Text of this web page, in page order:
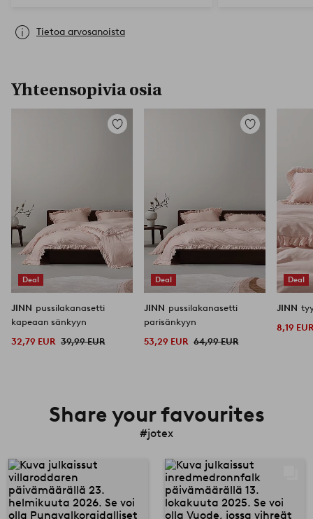
Tietoa arvosanoista
Yhteensopivia osia
Deal
Lisää
JINN pussilakanasetti
kapeaan sänkyyn
32,79 EUR 39,99 EUR
Deal
Lisää
JINN pussilakanasetti
parisänkyyn
53,29 EUR 64,99 EUR
Deal
JINN
8,19
Share your favourites
#jotex